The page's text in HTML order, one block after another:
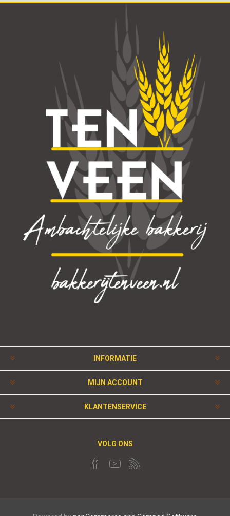
INFORMATIE
MIJN ACCOUNT
KLANTENSERVICE
VOLG ONS